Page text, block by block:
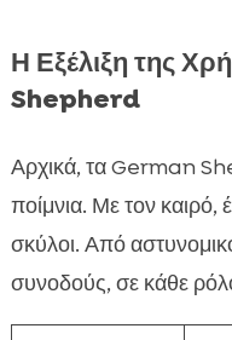
Η Εξέλιξη της
Shepherd
Αρχικά, τα German
ποίμνια. Με τον καιρό,
σκύλοι. Από
συνοδούς, σε κάθε